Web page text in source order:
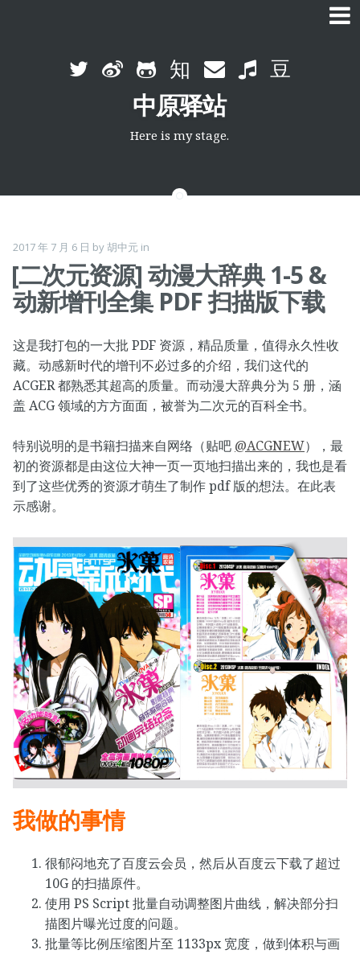
Skip
中原驿站
Here is my stage.
2017 年 7 月 6 日 by胡中元 in
[二次元资源] 动漫大辞典 1-5 &
动新增刊全集 PDF 扫描版下载
这是我打包的一大批 PDF 资源，精品质量，值得永久性收
藏。动感新时代的增刊不必过多的介绍，我们这代的
ACGER 都熟悉其超高的质量。而动漫大辞典分为 5 册，涵
盖 ACG 领域的方方面面，被誉为二次元的百科全书。
特别说明的是书籍扫描来自网络（贴吧 @ACGNEW），最
初的资源都是由这位大神一页一页地扫描出来的，我也是看
到了这些优秀的资源才萌生了制作 pdf 版的想法。在此表
示感谢。
我做的事情
很郁闷地充了百度云会员，然后从百度云下载了超过
10G 的扫描原件。
使用 PS Script 批量自动调整图片曲线，解决部分扫
描图片曝光过度的问题。
批量等比例压缩图片至 1133px 宽度，做到体积与画